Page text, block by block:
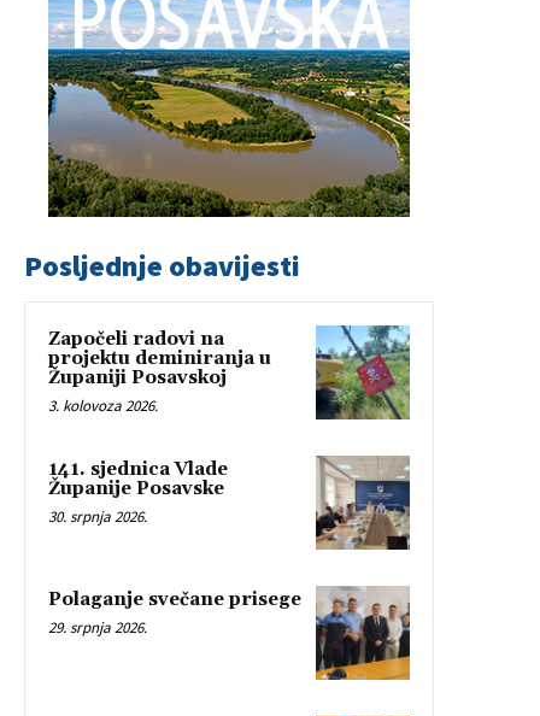
Posljednje obavijesti
Započeli radovi na
projektu deminiranja u
Županiji Posavskoj
3. kolovoza 2026.
141. sjednica Vlade
Županije Posavske
30. srpnja 2026.
Polaganje svečane prisege
29. srpnja 2026.